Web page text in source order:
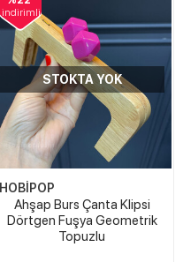
indirimli
STOKTA YOK
HOBİPOP
Ahşap Burs Çanta Klipsi
Dörtgen Fuşya Geometrik
Topuzlu